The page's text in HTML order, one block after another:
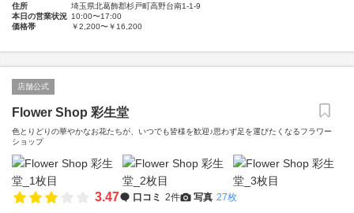
住所
埼玉県北葛飾郡杉戸町高野台南1-1-9
本日の営業状況 10:00〜17:00
価格帯
￥2,200〜￥16,200
店舗公式
Flower Shop 彩生堂
色とりどりの華やかなお花たちが、いつでも皆様を歓迎♪思わず足を運びたくなるフラワー
ショップ
3.47 口コミ 2件 写真 27枚